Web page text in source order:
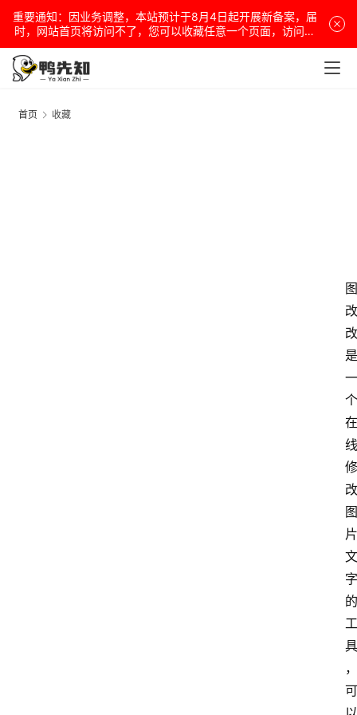
重要通知：因业务调整，本站预计于8月4日起开展新备案，届
时，网站首页将访问不了，您可以收藏任意一个页面，访问网
站！
首页 收藏
图
改
改
是
一
个
在
线
修
改
图
片
文
字
的
工
具
，
可